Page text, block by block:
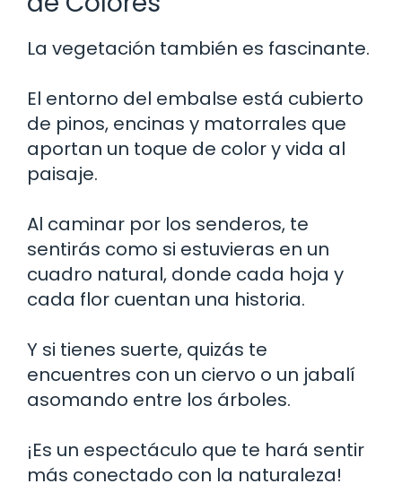
La vegetación también es fascinante.
El entorno del embalse está cubierto
de pinos, encinas y matorrales que
aportan un toque de color y vida al
paisaje.
Al caminar por los senderos, te
sentirás como si estuvieras en un
cuadro natural, donde cada hoja y
cada flor cuentan una historia.
Y si tienes suerte, quizás te
encuentres con un ciervo o un jabalí
asomando entre los árboles.
¡Es un espectáculo que te hará sentir
más conectado con la naturaleza!